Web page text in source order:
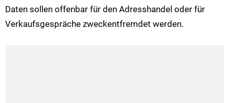
Daten sollen offenbar für den Adresshandel oder für
Verkaufsgespräche zweckentfremdet werden.